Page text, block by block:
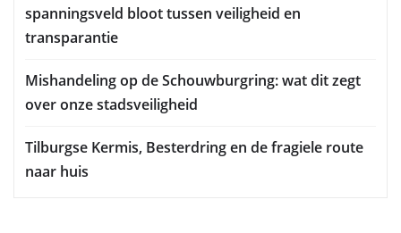
spanningsveld bloot tussen veiligheid en
transparantie
Mishandeling op de Schouwburgring: wat dit zegt
over onze stadsveiligheid
Tilburgse Kermis, Besterdring en de fragiele route
naar huis